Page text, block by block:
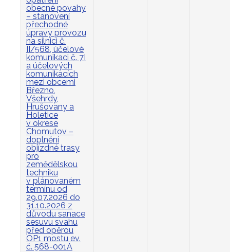
obecné povahy
– stanovení
přechodné
úpravy provozu
na silnici č.
II/568, účelové
komunikaci č. 7I
a účelových
komunikacích
mezi obcemi
Březno,
Všehrdy,
Hrušovany a
Holetice
v okrese
Chomutov –
doplnění
objízdné trasy
pro
zemědělskou
techniku
v plánovaném
termínu od
29.07.2026 do
31.10.2026 z
důvodu sanace
sesuvu svahu
před opěrou
OP1 mostu ev.
č. 568-001A